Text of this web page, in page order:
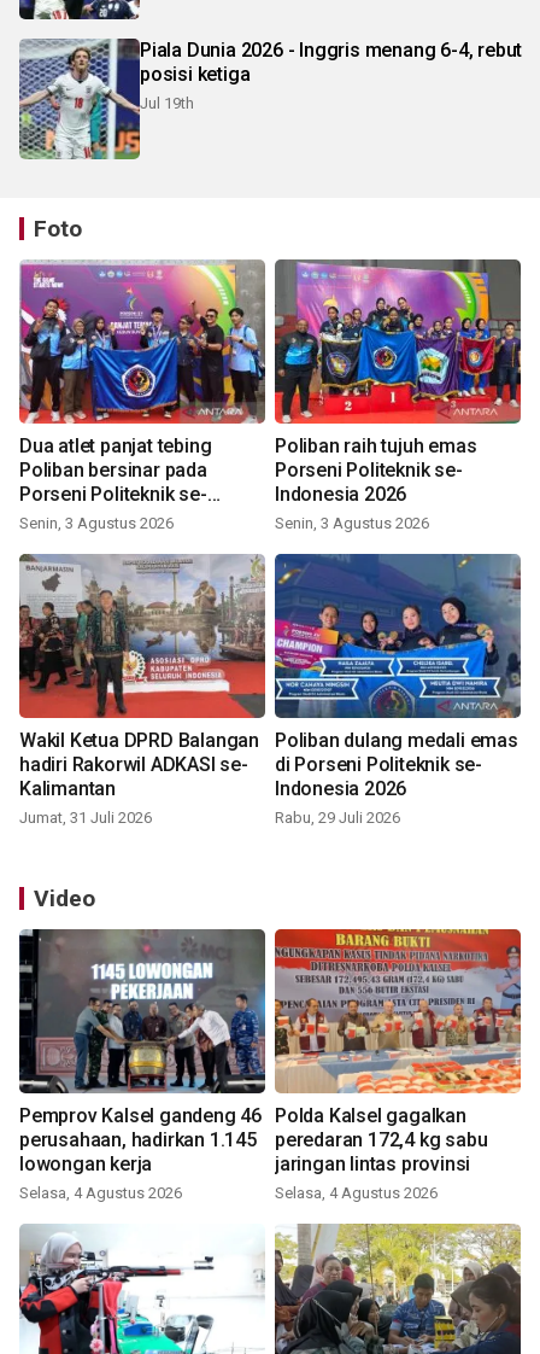
Piala Dunia 2026 - Inggris menang 6-4, rebut
posisi ketiga
Jul 19th
Foto
Dua atlet panjat tebing
Poliban bersinar pada
Porseni Politeknik se-
Indonesia 2026
Senin, 3 Agustus 2026
Poliban raih tujuh emas
Porseni Politeknik se-
Indonesia 2026
Senin, 3 Agustus 2026
Wakil Ketua DPRD Balangan
hadiri Rakorwil ADKASI se-
Kalimantan
Jumat, 31 Juli 2026
Poliban dulang medali emas
di Porseni Politeknik se-
Indonesia 2026
Rabu, 29 Juli 2026
Video
Pemprov Kalsel gandeng 46
perusahaan, hadirkan 1.145
lowongan kerja
Selasa, 4 Agustus 2026
Polda Kalsel gagalkan
peredaran 172,4 kg sabu
jaringan lintas provinsi
Selasa, 4 Agustus 2026